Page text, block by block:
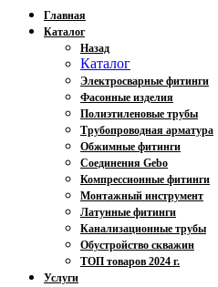
Главная
Каталог
Назад
Каталог
Электросварные фитинги
Фасонные изделия
Полиэтиленовые трубы
Трубопроводная арматура
Обжимные фитинги
Соединения Gebo
Компрессионные фитинги
Монтажный инструмент
Латунные фитинги
Канализационные трубы
Обустройство скважин
ТОП товаров 2024 г.
Услуги